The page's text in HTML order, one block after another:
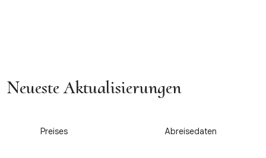
Neueste Aktualisierungen
Preises Abreisedaten